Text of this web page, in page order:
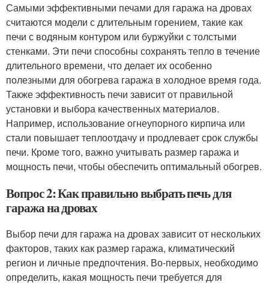
Самыми эффективными печами для гаража на дровах
считаются модели с длительным горением, такие как
печи с водяным контуром или буржуйки с толстыми
стенками. Эти печи способны сохранять тепло в течение
длительного времени, что делает их особенно
полезными для обогрева гаража в холодное время года.
Также эффективность печи зависит от правильной
установки и выбора качественных материалов.
Например, использование огнеупорного кирпича или
стали повышает теплоотдачу и продлевает срок службы
печи. Кроме того, важно учитывать размер гаража и
мощность печи, чтобы обеспечить оптимальный обогрев.
Вопрос 2: Как правильно выбрать печь для
гаража на дровах
Выбор печи для гаража на дровах зависит от нескольких
факторов, таких как размер гаража, климатический
регион и личные предпочтения. Во-первых, необходимо
определить, какая мощность печи требуется для